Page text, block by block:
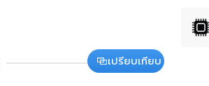
เปรียบเทียบ